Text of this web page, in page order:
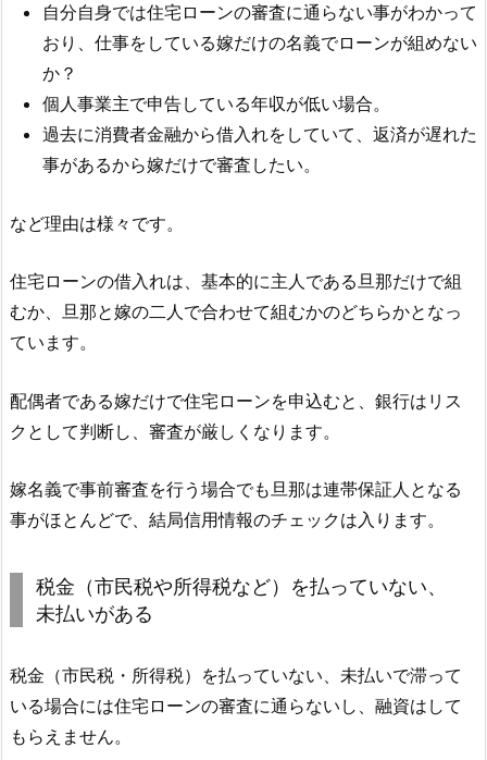
自分自身では住宅ローンの審査に通らない事がわかって
おり、仕事をしている嫁だけの名義でローンが組めない
か？
個人事業主で申告している年収が低い場合。
過去に消費者金融から借入れをしていて、返済が遅れた
事があるから嫁だけで審査したい。
など理由は様々です。
住宅ローンの借入れは、基本的に主人である旦那だけで組
むか、旦那と嫁の二人で合わせて組むかのどちらかとなっ
ています。
配偶者である嫁だけで住宅ローンを申込むと、銀行はリス
クとして判断し、審査が厳しくなります。
嫁名義で事前審査を行う場合でも旦那は連帯保証人となる
事がほとんどで、結局信用情報のチェックは入ります。
税金（市民税や所得税など）を払っていない、
未払いがある
税金（市民税・所得税）を払っていない、未払いで滞って
いる場合には住宅ローンの審査に通らないし、融資はして
もらえません。